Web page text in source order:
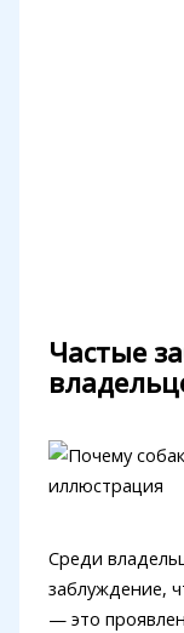
Частые
Среди
заблуждение,
— это